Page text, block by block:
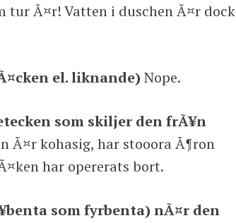
tur Ã¤r! Vatten i duschen Ã¤r dock
el. liknande) Nope.
som skiljer den frÃ¥n
Ã¤r kohasig, har stooora Ã¶ron
har opererats bort.
som fyrbenta) nÃ¤r den